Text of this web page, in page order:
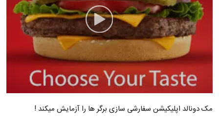
مک دونالد اپلیکیشن سفارشی سازی برگر ها را آزمایش میکند !